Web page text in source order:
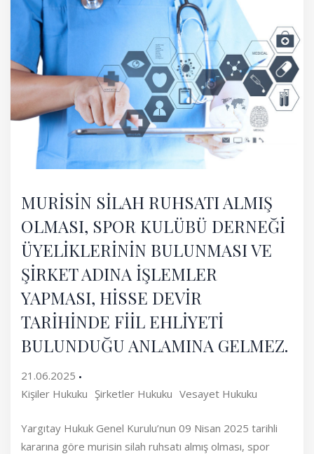
MURİSİN SİLAH RUHSATI ALMIŞ
OLMASI, SPOR KULÜBÜ DERNEĞİ
ÜYELİKLERİNİN BULUNMASI VE
ŞİRKET ADINA İŞLEMLER
YAPMASI, HİSSE DEVİR
TARİHİNDE FİİL EHLİYETİ
BULUNDUĞU ANLAMINA GELMEZ.
21.06.2025
Kişiler Hukuku Şirketler Hukuku Vesayet Hukuku
Yargıtay Hukuk Genel Kurulu’nun 09 Nisan 2025 tarihli
kararına göre murisin silah ruhsatı almış olması, spor